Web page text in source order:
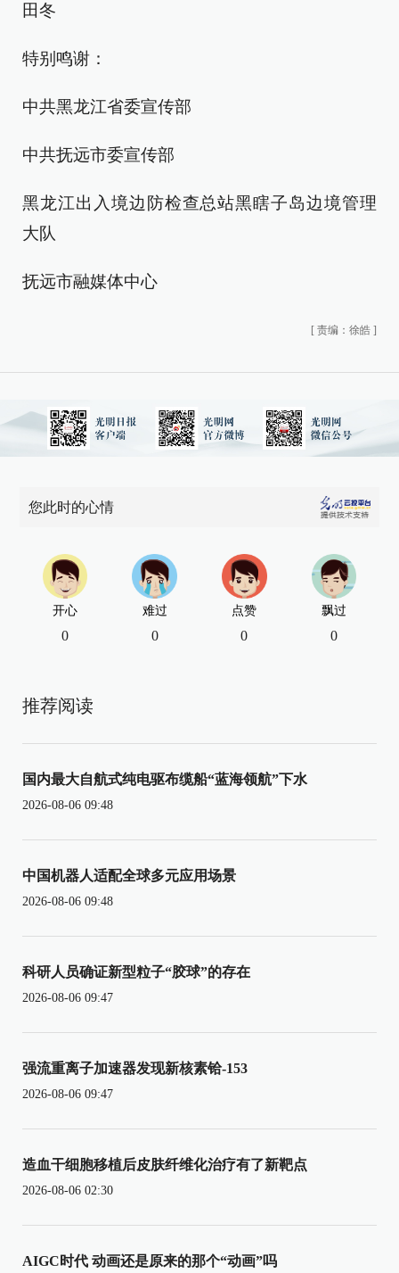
田冬
特别鸣谢：
中共黑龙江省委宣传部
中共抚远市委宣传部
黑龙江出入境边防检查总站黑瞎子岛边境管理
大队
抚远市融媒体中心
[ 责编：徐皓 ]
您此时的心情
开心
0
难过
0
点赞
0
飘过
0
推荐阅读
国内最大自航式纯电驱布缆船“蓝海领航”下水
2026-08-06 09:48
中国机器人适配全球多元应用场景
2026-08-06 09:48
科研人员确证新型粒子“胶球”的存在
2026-08-06 09:47
强流重离子加速器发现新核素铪-153
2026-08-06 09:47
造血干细胞移植后皮肤纤维化治疗有了新靶点
2026-08-06 02:30
AIGC时代 动画还是原来的那个“动画”吗